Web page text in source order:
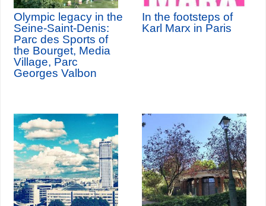
Olympic legacy in the
Seine-Saint-Denis:
Parc des Sports of
the Bourget, Media
Village, Parc
Georges Valbon
In the footsteps of
Karl Marx in Paris